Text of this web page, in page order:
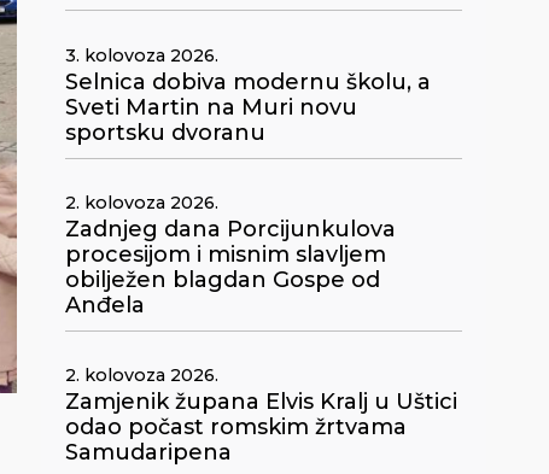
3. kolovoza 2026.
Selnica dobiva modernu školu, a
Sveti Martin na Muri novu
sportsku dvoranu
2. kolovoza 2026.
Zadnjeg dana Porcijunkulova
procesijom i misnim slavljem
obilježen blagdan Gospe od
Anđela
2. kolovoza 2026.
Zamjenik župana Elvis Kralj u Uštici
odao počast romskim žrtvama
Samudaripena